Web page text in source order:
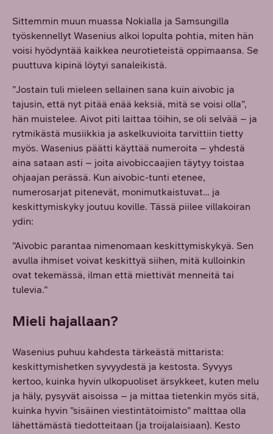
Sittemmin muun muassa Nokialla ja Samsungilla
työskennellyt Wasenius alkoi lopulta pohtia, miten hän
voisi hyödyntää kaikkea neurotieteistä oppimaansa. Se
puuttuva kipinä löytyi sanaleikistä.
”Jostain tuli mieleen sellainen sana kuin aivobic ja
tajusin, että nyt pitää enää keksiä, mitä se voisi olla”,
hän muistelee. Aivot piti laittaa töihin, se oli selvää – ja
rytmikästä musiikkia ja askelkuvioita tarvittiin tietty
myös. Wasenius päätti käyttää numeroita – yhdestä
aina sataan asti – joita aivobiccaajien täytyy toistaa
ohjaajan perässä. Kun aivobic-tunti etenee,
numerosarjat pitenevät, monimutkaistuvat… ja
keskittymiskyky joutuu koville. Tässä piilee villakoiran
ydin:
”Aivobic parantaa nimenomaan keskittymiskykyä. Sen
avulla ihmiset voivat keskittyä siihen, mitä kulloinkin
ovat tekemässä, ilman että miettivät menneitä tai
tulevia.”
Mieli hajallaan?
Wasenius puhuu kahdesta tärkeästä mittarista:
keskittymishetken syvyydestä ja kestosta. Syvyys
kertoo, kuinka hyvin ulkopuoliset ärsykkeet, kuten melu
ja häly, pysyvät aisoissa – ja mittaa tietenkin myös sitä,
kuinka hyvin ”sisäinen viestintätoimisto” malttaa olla
lähettämästä tiedotteitaan (ja troijalaisiaan). Kesto